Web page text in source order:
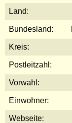
Land:
Bundesland:
Kreis:
Postleitzahl:
Vorwahl:
Einwohner:
Webseite: